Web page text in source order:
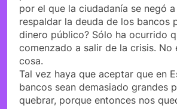
por el que la ciudadanía se negó
respaldar la deuda de los bancos
dinero público? Sólo ha ocurrido
comenzado a salir de la crisis. No
cosa.
Tal vez haya que aceptar que en
bancos sean demasiado grandes
quebrar, porque entonces nos